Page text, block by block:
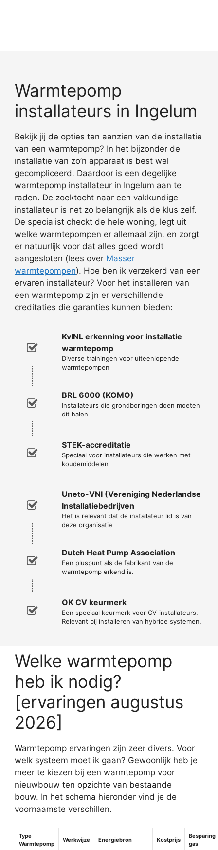
Warmtepomp
installateurs in Ingelum
Bekijk jij de opties ten aanzien van de installatie
van een warmtepomp? In het bijzonder de
installatie van zo’n apparaat is best wel
gecompliceerd. Daardoor is een degelijke
warmtepomp installateur in Ingelum aan te
raden. De zoektocht naar een vakkundige
installateur is net zo belangrijk als de klus zelf.
De specialist checkt de hele woning, legt uit
welke warmtepompen er allemaal zijn, en zorgt
er natuurlijk voor dat alles goed wordt
aangesloten (lees over Masser
warmtepompen). Hoe ben ik verzekerd van een
ervaren installateur? Voor het installeren van
een warmtepomp zijn er verschillende
creditaties die garanties kunnen bieden:
KvINL erkenning voor installatie
warmtepomp
Diverse trainingen voor uiteenlopende
warmtepompen
BRL 6000 (KOMO)
Installateurs die grondboringen doen moeten
dit halen
STEK-accreditatie
Speciaal voor installateurs die werken met
koudemiddelen
Uneto-VNI (Vereniging Nederlandse
Installatiebedrijven
Het is relevant dat de installateur lid is van
deze organisatie
Dutch Heat Pump Association
Een pluspunt als de fabrikant van de
warmtepomp erkend is.
OK CV keurmerk
Een speciaal keurmerk voor CV-installateurs.
Relevant bij installeren van hybride systemen.
Welke warmtepomp
heb ik nodig?
[ervaringen augustus
2026]
Warmtepomp ervaringen zijn zeer divers. Voor
welk systeem moet ik gaan? Gewoonlijk heb je
meer te kiezen bij een warmtepomp voor
nieuwbouw ten opzichte van bestaande
bouw. In het schema hieronder vind je de
voornaamste verschillen.
Type
Warmtepomp
Werkwijze Energiebron Kostprijs
Besparing
gas